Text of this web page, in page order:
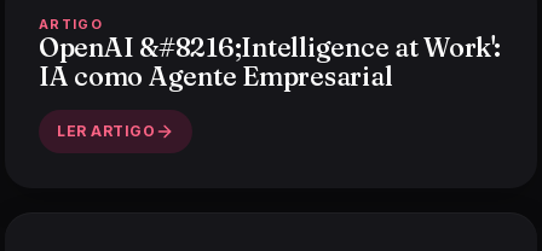
ARTIGO
OpenAI &#8216;Intelligence at Work':
IA como Agente Empresarial
LER ARTIGO